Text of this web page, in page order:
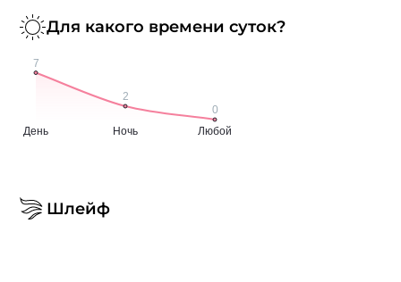
Для какого времени суток?
Шлейф